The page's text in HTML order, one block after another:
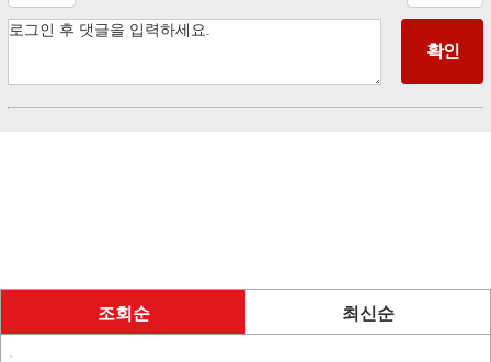
조회순 최신순